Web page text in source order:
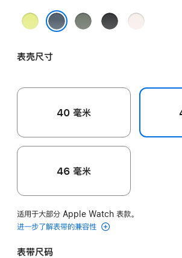
霓
黄
灰
黑
淡
表壳尺寸
40 毫米
46 毫米
适用于大部分 Apple Watch 表款。
进一步了解表带的兼容性
表带尺码